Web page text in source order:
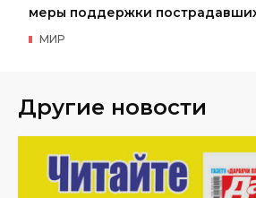
меры поддержки
МИР
Другие новости